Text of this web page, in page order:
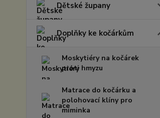
Dětské župany
Doplňky ke kočárkům
Moskytiéry na kočárek
proti hmyzu
Matrace do kočárku a
polohovací klíny pro
miminka